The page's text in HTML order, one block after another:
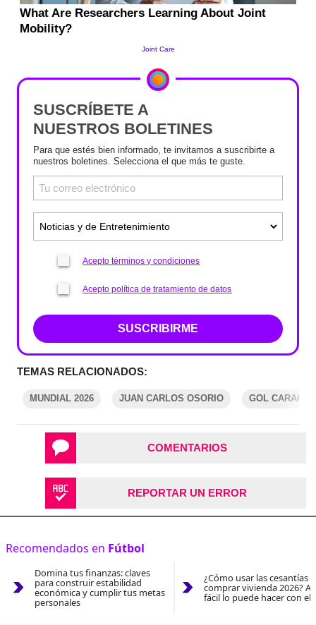
SUSCRÍBETE A
NUESTROS BOLETINES
Para que estés bien informado, te invitamos a suscribirte a
nuestros boletines. Selecciona el que más te guste.
Acepto términos y condiciones
Acepto política de tratamiento de datos
SUSCRIBIRME
TEMAS RELACIONADOS:
MUNDIAL 2026 JUAN CARLOS OSORIO GOL CARACOL
COMENTARIOS
REPORTAR UN ERROR
Recomendados en Fútbol
Domina tus finanzas: claves
para construir estabilidad
económica y cumplir tus metas
personales
¿Cómo usar las cesantías
comprar vivienda 2026?
fácil lo puede hacer con el